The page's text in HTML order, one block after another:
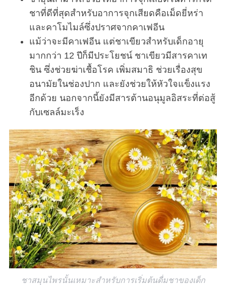
ชาที่ดีที่สุดสำหรับอาการจุกเสียดคือเม็ดยี่หร่า
และคาโมไมล์ซึ่งปราศจากคาเฟอีน
แม้ว่าจะมีคาเฟอีน แต่ชาเขียวสำหรับเด็กอายุ
มากกว่า 12 ปีก็มีประโยชน์ ชาเขียวมีสารคาเท
ชิน ซึ่งช่วยฆ่าเชื้อโรค เพิ่มสมาธิ ช่วยเรื่องสุข
อนามัยในช่องปาก และยังช่วยให้หัวใจแข็งแรง
อีกด้วย นอกจากนี้ยังมีสารต้านอนุมูลอิสระที่ต่อสู้
กับเซลล์มะเร็ง
ชาสมุนไพรนั้นเหมาะสำหรับการเริ่มต้นดื่มชาของเด็ก